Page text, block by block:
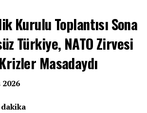
Kurulu Toplantısı Sona
Türkiye, NATO Zirvesi
Masadaydı